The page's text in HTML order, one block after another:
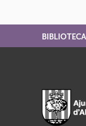
BIBLIOTECA